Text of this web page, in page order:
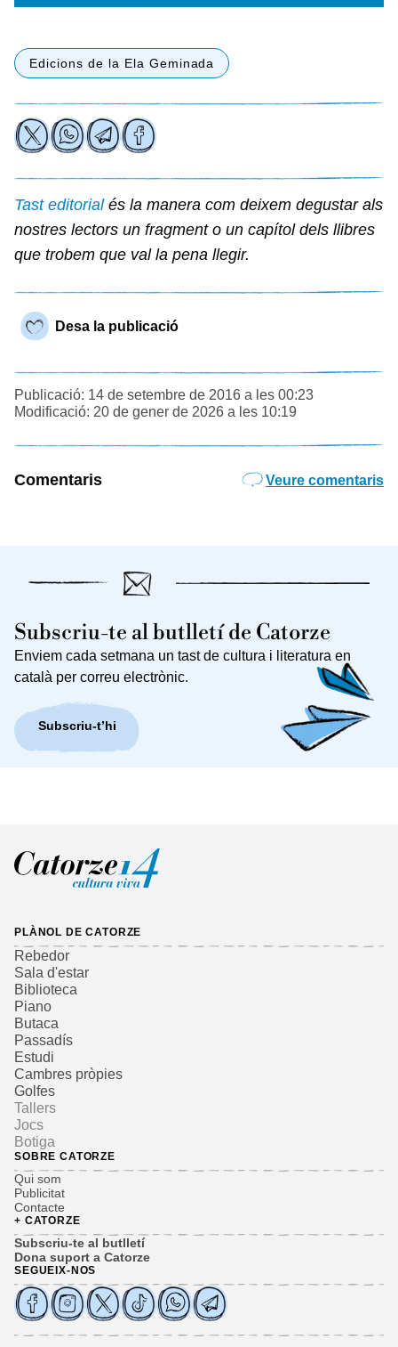
Edicions de la Ela Geminada
Tast editorialés la manera com deixem degustar als
nostres lectors un fragment o un capítol dels llibres
que trobem que val la pena llegir.
Desa la publicació
Publicació: 14 de setembre de 2016 a les 00:23
Modificació: 20 de gener de 2026 a les 10:19
Comentaris Veure comentaris
Subscriu-te al butlletí de Catorze
Enviem cada setmana un tast de cultura i literatura en
català per correu electrònic.
Subscriu-t’hi
PLÀNOL DE CATORZE
Rebedor
Sala d'estar
Biblioteca
Piano
Butaca
Passadís
Estudi
Cambres pròpies
Golfes
Tallers
Jocs
Botiga
SOBRE CATORZE
Qui som
Publicitat
Contacte
+ CATORZE
Subscriu-te al butlletí
Dona suport a Catorze
SEGUEIX-NOS